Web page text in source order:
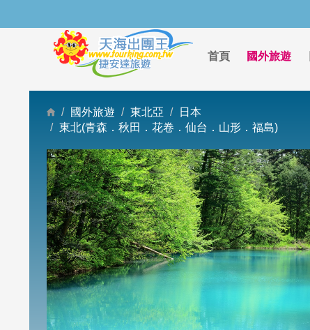
首頁 國外旅遊
國外旅遊 東北亞
日本
東北(青森．秋田．花卷．仙台．山形．福島)